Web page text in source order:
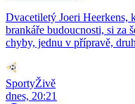
Dvacetiletý Joeri Heerkens,
brankáře budoucnosti, si za
chyby, jednu v přípravě,
SportyŽivě
dnes, 20:21